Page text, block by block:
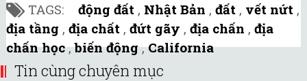
TAGS: động đất , Nhật Bản , đất , vết nứt ,
địa tầng , địa chất , đứt gãy , địa chấn , địa
chấn học,biến động,California
Tin cùng chuyên mục